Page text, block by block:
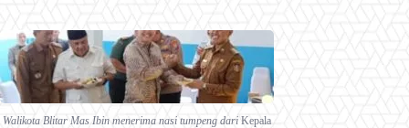
Walikota Blitar Mas Ibin menerima nasi tumpeng dari Kepala